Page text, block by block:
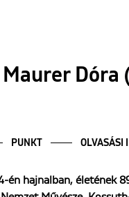
Hírek
Interjú
Esszé
Dóra
PUNKT OLVASÁSI
én hajnalban, életének